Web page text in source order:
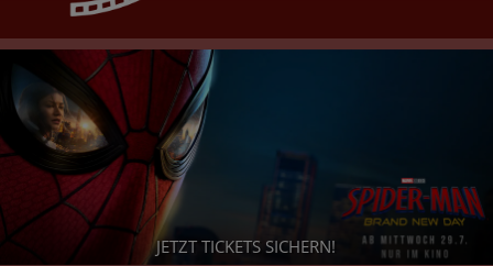
JETZT TICKETS SICHERN!